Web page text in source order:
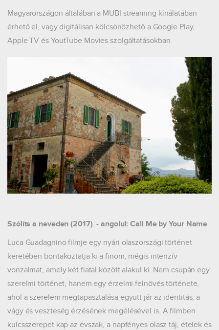
Magyarországon általában a MUBI streaming kínálatában
érhető el, vagy digitálisan kölcsönözhető a Google Play,
Apple TV és YoutTube Movies szolgáltatásokban.
Szólíts a neveden (2017) - angolul: Call Me by Your Name
Luca Guadagnino filmje egy nyári olaszországi történet
keretében bontakoztatja ki a finom, mégis intenzív
vonzalmat, amely két fiatal között alakul ki. Nem csupán egy
szerelmi történet, hanem egy érzelmi felnövés története,
ahol a szerelem megtapasztalása együtt jár az identitás, a
vágy és veszteség érzésének megélésével is. A filmben
kulcsszerepet kap az évszak, a napfényes olasz táj, ételek és